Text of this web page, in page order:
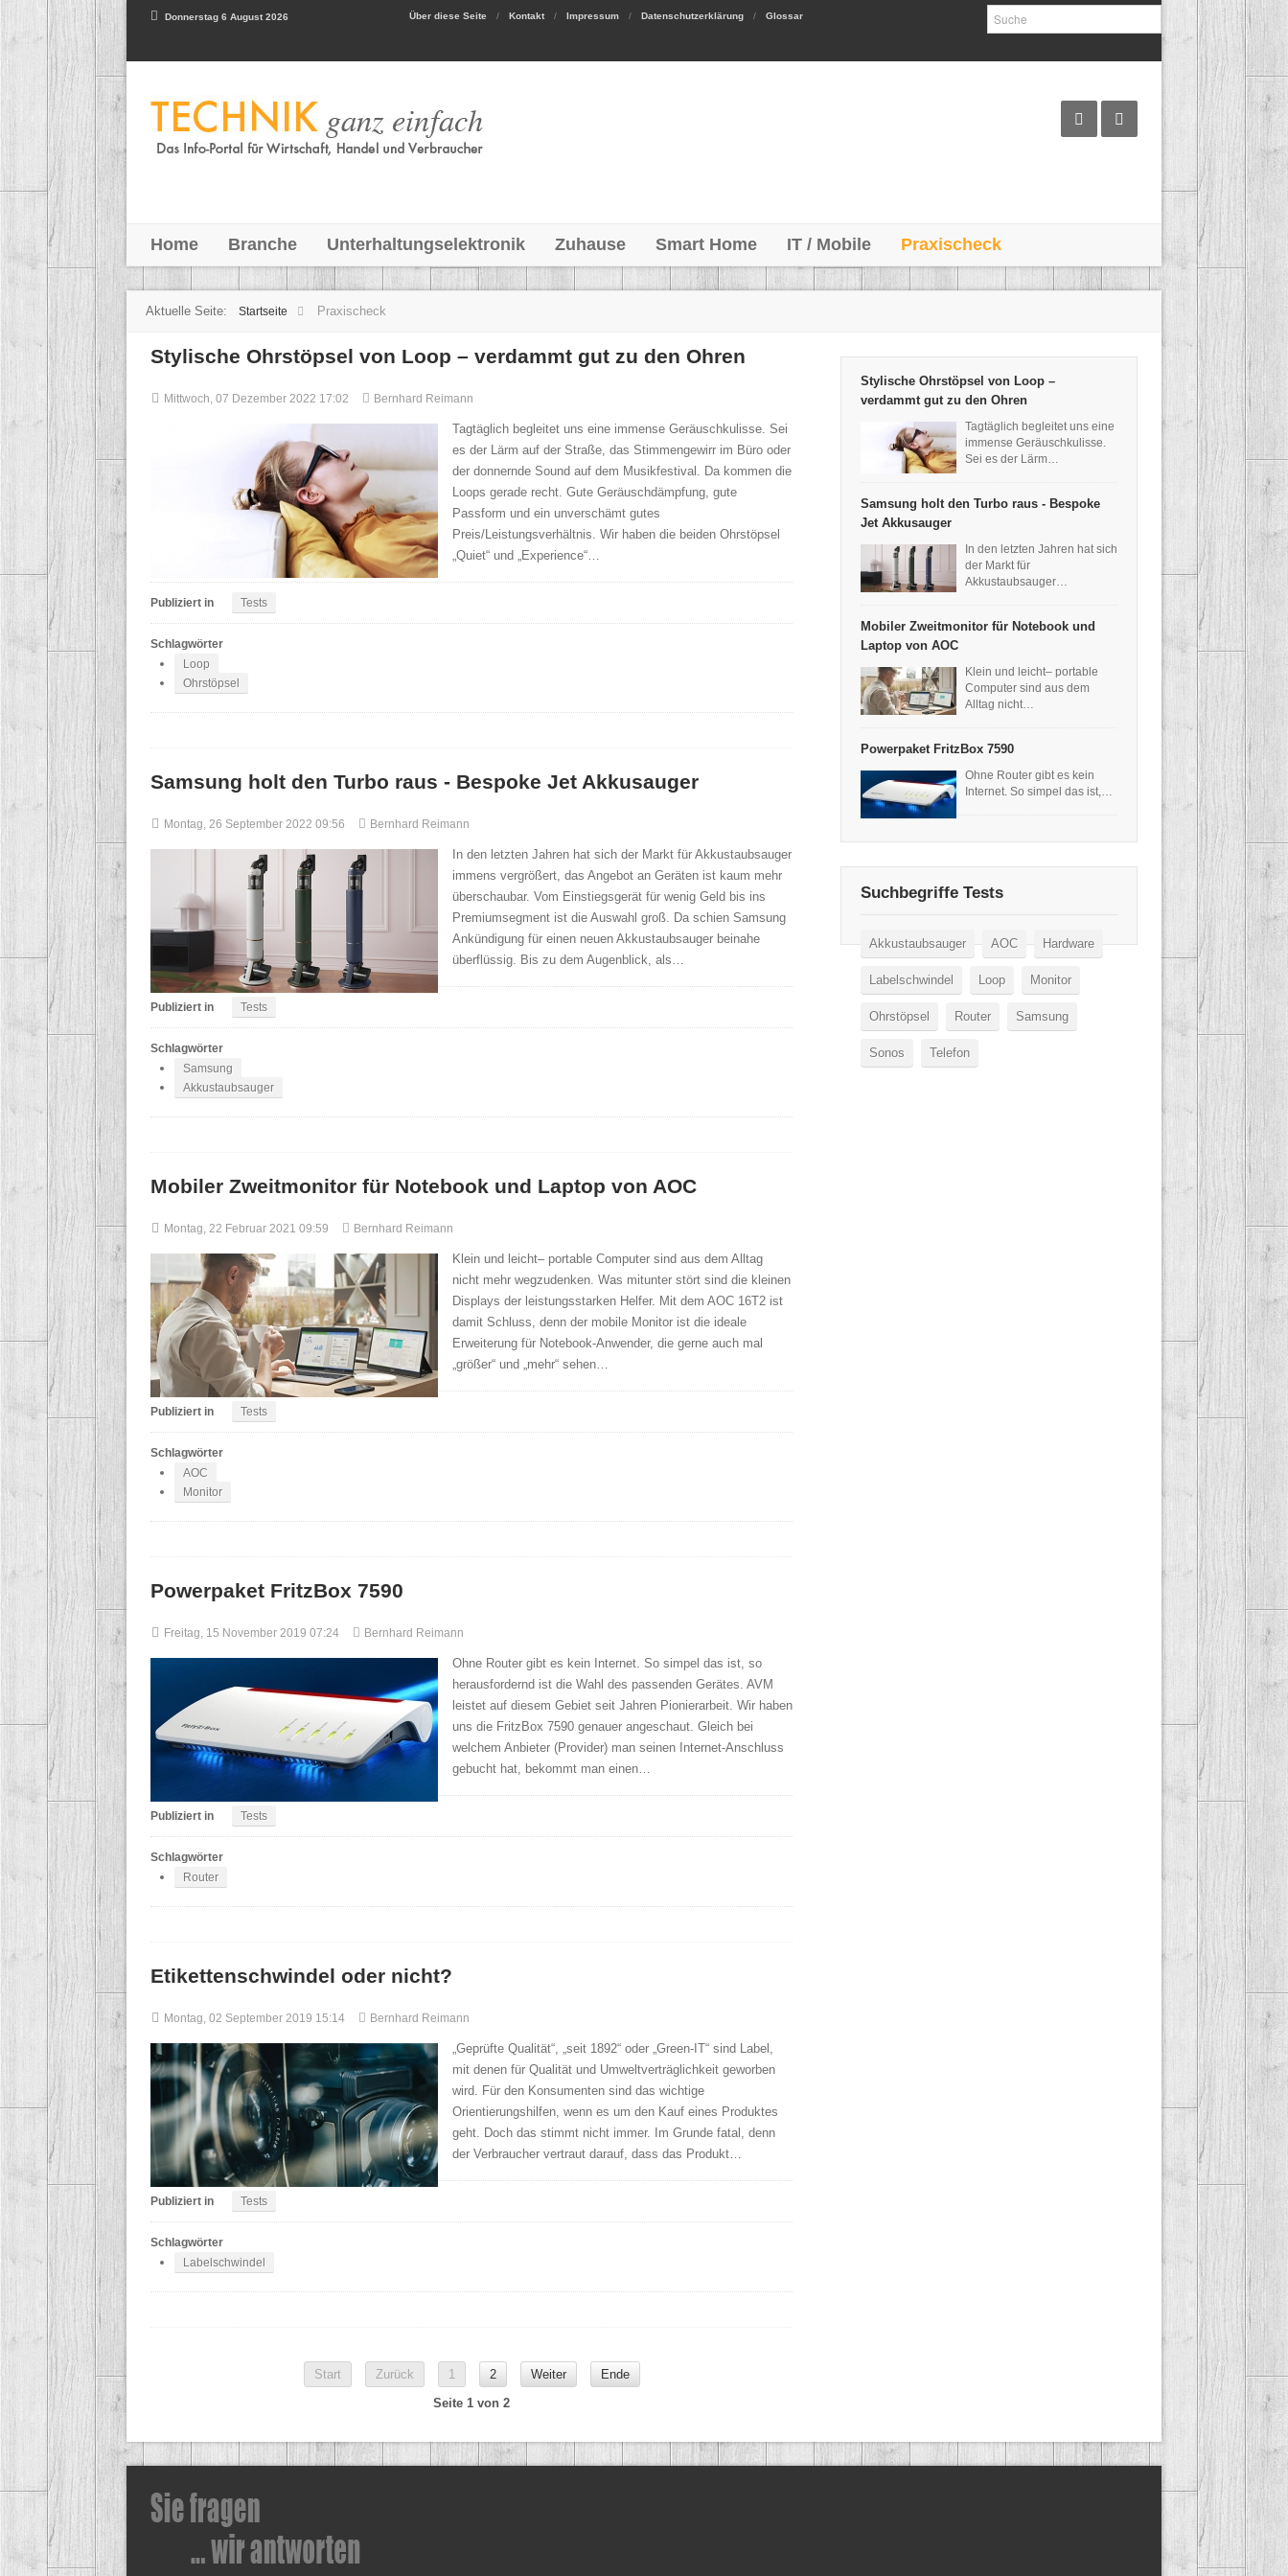
Donnerstag 6 August 2026 Über diese Seite Kontakt Impressum Datenschutzerklärung Glossar
Home Branche Unterhaltungselektronik Zuhause Smart Home IT / Mobile Praxischeck
Aktuelle Seite: Startseite Praxischeck
Stylische Ohrstöpsel von Loop – verdammt gut zu den Ohren
Mittwoch, 07 Dezember 2022 17:02 Bernhard Reimann
Tagtäglich begleitet uns eine immense Geräuschkulisse. Sei
es der Lärm auf der Straße, das Stimmengewirr im Büro oder
der donnernde Sound auf dem Musikfestival. Da kommen die
Loops gerade recht. Gute Geräuschdämpfung, gute
Passform und ein unverschämt gutes
Preis/Leistungsverhältnis. Wir haben die beiden Ohrstöpsel
„Quiet“ und „Experience“…
Publiziert in Tests
Schlagwörter
Loop
Ohrstöpsel
Samsung holt den Turbo raus - Bespoke Jet Akkusauger
Montag, 26 September 2022 09:56 Bernhard Reimann
In den letzten Jahren hat sich der Markt für Akkustaubsauger
immens vergrößert, das Angebot an Geräten ist kaum mehr
überschaubar. Vom Einstiegsgerät für wenig Geld bis ins
Premiumsegment ist die Auswahl groß. Da schien Samsung
Ankündigung für einen neuen Akkustaubsauger beinahe
überflüssig. Bis zu dem Augenblick, als…
Publiziert in Tests
Schlagwörter
Samsung
Akkustaubsauger
Mobiler Zweitmonitor für Notebook und Laptop von AOC
Montag, 22 Februar 2021 09:59 Bernhard Reimann
Klein und leicht– portable Computer sind aus dem Alltag
nicht mehr wegzudenken. Was mitunter stört sind die kleinen
Displays der leistungsstarken Helfer. Mit dem AOC 16T2 ist
damit Schluss, denn der mobile Monitor ist die ideale
Erweiterung für Notebook-Anwender, die gerne auch mal
„größer“ und „mehr“ sehen…
Publiziert in Tests
Schlagwörter
AOC
Monitor
Powerpaket FritzBox 7590
Freitag, 15 November 2019 07:24 Bernhard Reimann
Ohne Router gibt es kein Internet. So simpel das ist, so
herausfordernd ist die Wahl des passenden Gerätes. AVM
leistet auf diesem Gebiet seit Jahren Pionierarbeit. Wir haben
uns die FritzBox 7590 genauer angeschaut. Gleich bei
welchem Anbieter (Provider) man seinen Internet-Anschluss
gebucht hat, bekommt man einen…
Publiziert in Tests
Schlagwörter
Router
Etikettenschwindel oder nicht?
Montag, 02 September 2019 15:14 Bernhard Reimann
„Geprüfte Qualität“, „seit 1892“ oder „Green-IT“ sind Label,
mit denen für Qualität und Umweltverträglichkeit geworben
wird. Für den Konsumenten sind das wichtige
Orientierungshilfen, wenn es um den Kauf eines Produktes
geht. Doch das stimmt nicht immer. Im Grunde fatal, denn
der Verbraucher vertraut darauf, dass das Produkt…
Publiziert in Tests
Schlagwörter
Labelschwindel
Start Zurück 1 2 Weiter
Ende
Seite 1 von 2
Stylische Ohrstöpsel von Loop –
verdammt gut zu den Ohren
Tagtäglich begleitet uns eine
immense Geräuschkulisse.
Sei es der Lärm…
Samsung holt den Turbo raus - Bespoke
Jet Akkusauger
In den letzten Jahren hat sich
der Markt für
Akkustaubsauger…
Mobiler Zweitmonitor für Notebook und
Laptop von AOC
Klein und leicht– portable
Computer sind aus dem
Alltag nicht…
Powerpaket FritzBox 7590
Ohne Router gibt es kein
Internet. So simpel das ist,…
Suchbegriffe Tests
Akkustaubsauger AOC Hardware
Labelschwindel Loop Monitor
Ohrstöpsel Router Samsung
Sonos Telefon